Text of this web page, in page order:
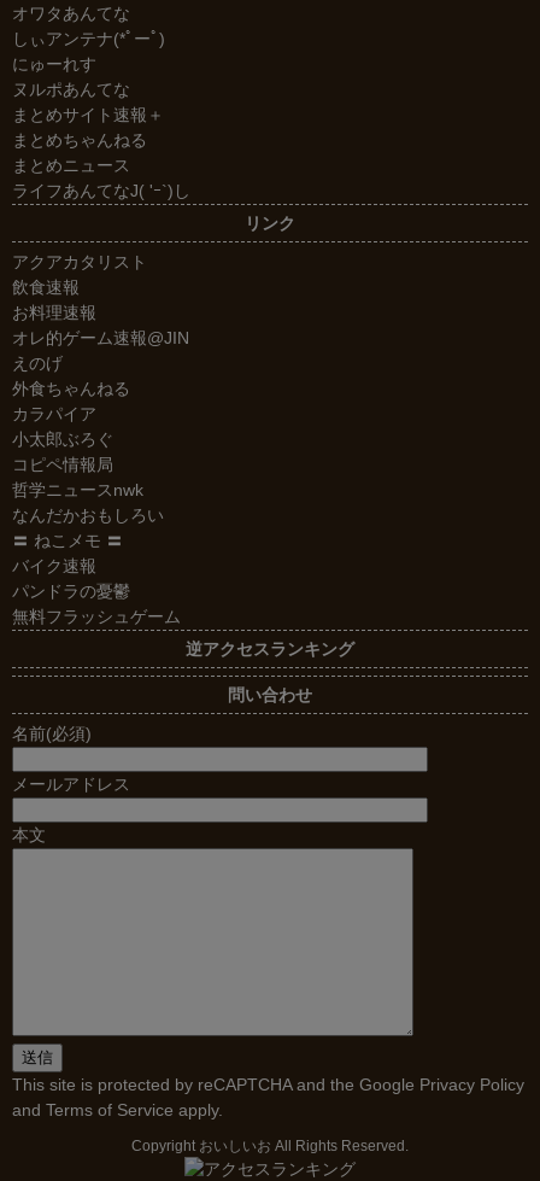
オワタあんてな
しぃアンテナ(*ﾟーﾟ)
にゅーれす
ヌルポあんてな
まとめサイト速報＋
まとめちゃんねる
まとめニュース
ライフあんてなJ( 'ｰ`)し
リンク
アクアカタリスト
飲食速報
お料理速報
オレ的ゲーム速報@JIN
えのげ
外食ちゃんねる
カラパイア
小太郎ぶろぐ
コピペ情報局
哲学ニュースnwk
なんだかおもしろい
〓 ねこメモ 〓
バイク速報
パンドラの憂鬱
無料フラッシュゲーム
逆アクセスランキング
問い合わせ
名前(必須)
メールアドレス
本文
This site is protected by reCAPTCHA and the Google Privacy Policy
and Terms of Service apply.
Copyright おいしいお All Rights Reserved.